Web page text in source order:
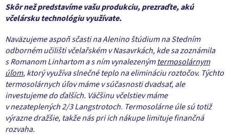
Skôr než predstavíme vašu produkciu, prezraďte, akú
včelársku technológiu využívate.
Naväzujeme aspoň sčasti na Alenino štúdium na Stedním
odborném učilišti včelařském v Nasavrkách, kde sa zoznámila
s Romanom Linhartom a s ním vynalezenýmtermosolárnym
úľom, ktorý využíva slnečné teplo na elimináciu roztočov. Týchto
termosolárnych úľov máme v súčasnosti dvadsať, ale
investujeme do ďalších. Väčšinu včelstiev máme
v nezateplených 2/3 Langstrotoch. Termosolárne úle sú totiž
výrazne dražšie, takže nás pri ich nákupe limituje finančná
rozvaha.